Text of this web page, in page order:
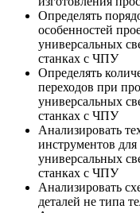
Определять
особенностей
универсальных
станках с ЧПУ
Определять
переходов при
универсальных
станках с ЧПУ
Анализировать
инструментов
универсальных
станках с ЧПУ
Анализировать
деталей не типа